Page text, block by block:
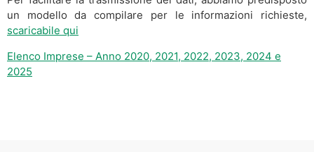
un modello da compilare per le informazioni richieste,
scaricabile qui
Elenco Imprese – Anno 2020, 2021, 2022, 2023, 2024 e
2025